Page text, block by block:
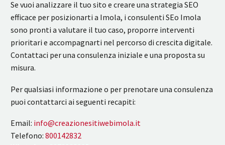
Se vuoi analizzare il tuo sito e creare una strategia SEO
efficace per posizionarti a Imola, i consulenti SEo Imola
sono pronti a valutare il tuo caso, proporre interventi
prioritari e accompagnarti nel percorso di crescita digitale.
Contattaci per una consulenza iniziale e una proposta su
misura.
Per qualsiasi informazione o per prenotare una consulenza
puoi contattarci ai seguenti recapiti:
Email: info@creazionesitiwebimola.it
Telefono: 800142832